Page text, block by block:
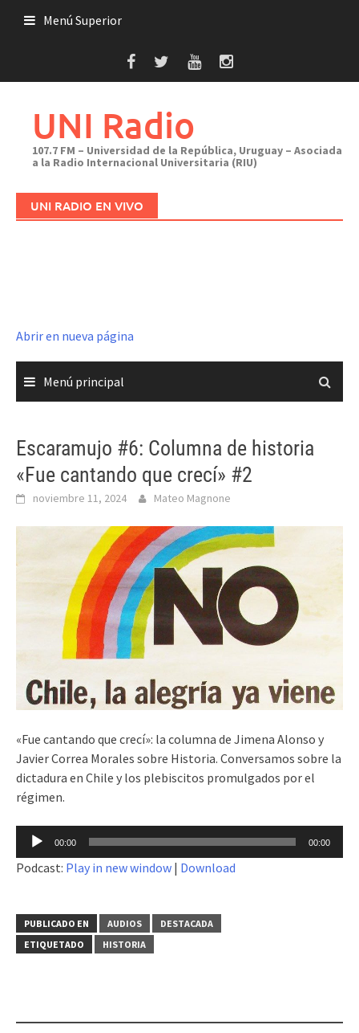
Menú Superior
UNI Radio
107.7 FM – Universidad de la República, Uruguay – Asociada
a la Radio Internacional Universitaria (RIU)
UNI RADIO EN VIVO
Abrir en nueva página
Menú principal
Escaramujo #6: Columna de historia
«Fue cantando que crecí» #2
noviembre 11, 2024 Mateo Magnone
«Fue cantando que crecí»: la columna de Jimena Alonso y
Javier Correa Morales sobre Historia. Conversamos sobre la
dictadura en Chile y los plebiscitos promulgados por el
régimen.
Reproductor
de
audio
00:00 00:00
Podcast: Play in new window | Download
PUBLICADO EN AUDIOS
DESTACADA
ETIQUETADO
HISTORIA